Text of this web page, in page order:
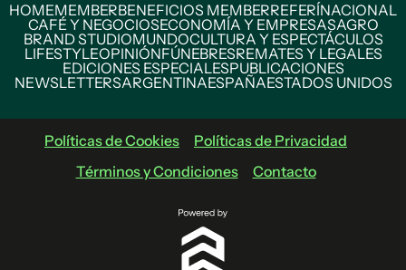
HOMEMEMBERBENEFICIOS MEMBERREFERÍNACIONAL
CAFÉ Y NEGOCIOSECONOMÍA Y EMPRESASAGRO
BRAND STUDIOMUNDOCULTURA Y ESPECTÁCULOS
LIFESTYLEOPINIÓNFÚNEBRESREMATES Y LEGALES
EDICIONES ESPECIALESPUBLICACIONES
NEWSLETTERSARGENTINAESPAÑAESTADOS UNIDOS
Políticas de Cookies
Políticas de Privacidad
Términos y Condiciones
Contacto